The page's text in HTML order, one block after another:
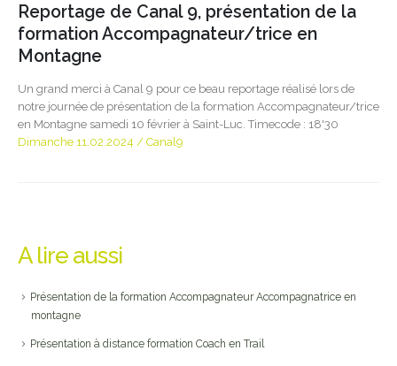
Reportage de Canal 9, présentation de la
formation Accompagnateur/trice en
Montagne
Un grand merci à Canal 9 pour ce beau reportage réalisé lors de
notre journée de présentation de la formation Accompagnateur/trice
en Montagne samedi 10 février à Saint-Luc. Timecode : 18'30
Dimanche 11.02.2024 / Canal9
A lire aussi
Présentation de la formation Accompagnateur Accompagnatrice en
montagne
Présentation à distance formation Coach en Trail